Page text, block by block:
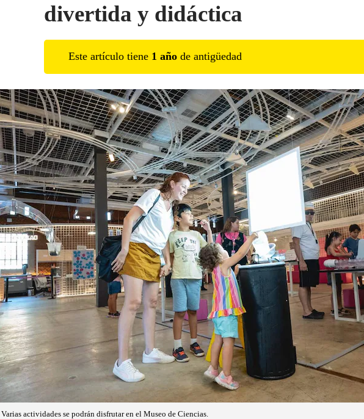
divertida y didáctica
Este artículo tiene 1 año de antigüedad
Varias actividades se podrán disfrutar en el Museo de Ciencias.